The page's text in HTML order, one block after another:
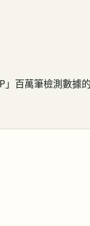
百萬筆檢測數據